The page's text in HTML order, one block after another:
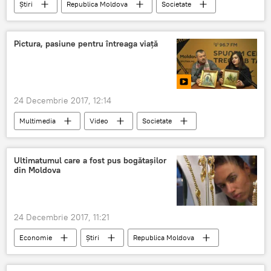
Știri Republica Moldova
Societate
reforma Guvernului
demisii la Guvern
Pictura, pasiune pentru întreaga viață
24 Decembrie 2017, 12:14
Multimedia Video
Societate
Știri
Republica Moldova
Cultură
expoziţie
arta
desene
pictură
Ultimatumul care a fost pus bogătașilor
din Moldova
24 Decembrie 2017, 11:21
Economie Știri
Republica Moldova
Moldova
case bogat
fisc